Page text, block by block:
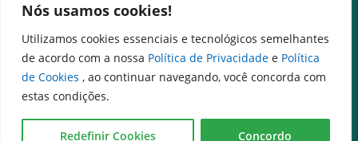
Nós usamos cookies!
Utilizamos cookies essenciais e tecnológicos semelhantes
de acordo com a nossa Política de Privacidade e Política
de Cookies , ao continuar navegando, você concorda com
estas condições.
Redefinir Cookies Concordo
LGPD
Goiás Transparência
Dados Abertos Goiás
SIC – Serviço de Informação ao Cidadão
e-SIC – Serviço Eletrônico de Informação ao Cidadão
Ouvidoria Setorial (Expresso)
Ouvidoria Setorial (Presencial)